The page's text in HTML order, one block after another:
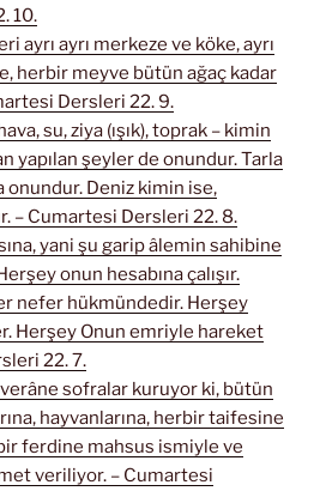
10.
ayrı ayrı merkeze ve köke, ayrı
herbir meyve bütün ağaç kadar
Dersleri 22. 9.
su, ziya (ışık), toprak – kimin
yapılan şeyler de onundur. Tarla
onundur. Deniz kimin ise,
– Cumartesi Dersleri 22. 8.
yani şu garip âlemin sahibine
onun hesabına çalışır.
nefer hükmündedir. Herşey
Herşey Onun emriyle hareket
22. 7.
sofralar kuruyor ki, bütün
hayvanlarına, herbir taifesine
ferdine mahsus ismiyle ve
veriliyor. – Cumartesi